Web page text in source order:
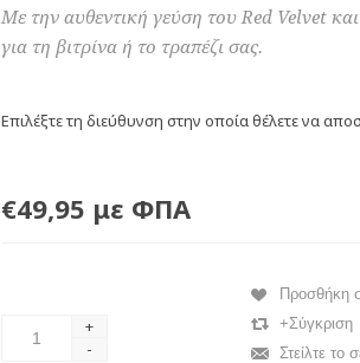
Με την αυθεντική γεύση του Red Velvet
για τη βιτρίνα ή το τραπέζι σας.
Επιλέξτε τη διεύθυνση στην οποία θέλετε να
€49,95 με ΦΠΑ
+
-
Προσθήκη
+Σύγκριση
Στείλτε το